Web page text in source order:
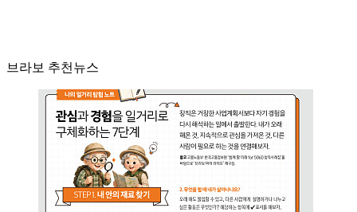
브라보 추천뉴스